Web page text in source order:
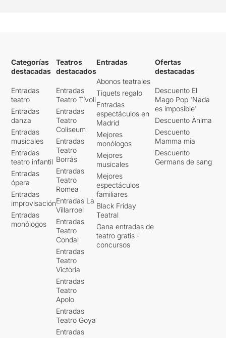
Categorías
destacadas
Entradas
teatro
Entradas
danza
Entradas
musicales
Entradas
teatro infantil
Entradas
ópera
Entradas
improvisación
Entradas
monólogos
Teatros
destacados
Entradas
Teatro Tívoli
Entradas
Teatro
Coliseum
Entradas
Teatro
Borrás
Entradas
Teatro
Romea
Entradas La
Villarroel
Entradas
Teatro
Condal
Entradas
Teatro
Victòria
Entradas
Teatro
Apolo
Entradas
Teatro Goya
Entradas
Entradas
Abonos teatrales
Tiquets regalo
Entradas
espectáculos en
Madrid
Mejores
monólogos
Mejores
musicales
Mejores
espectáculos
familiares
Black Friday
Teatral
Gana entradas de
teatro gratis -
concursos
Ofertas
destacadas
Descuento El
Mago Pop 'Nada
es imposible'
Descuento Ànima
Descuento
Mamma mia
Descuento
Germans de sang